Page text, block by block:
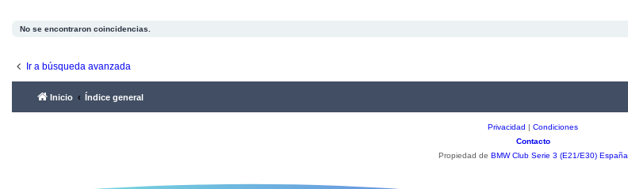
No se encontraron coincidencias.
Ir a búsqueda avanzada
Inicio Índice general
Privacidad | Condiciones
Contacto
Propiedad de BMW Club Serie 3 (E21/E30) España